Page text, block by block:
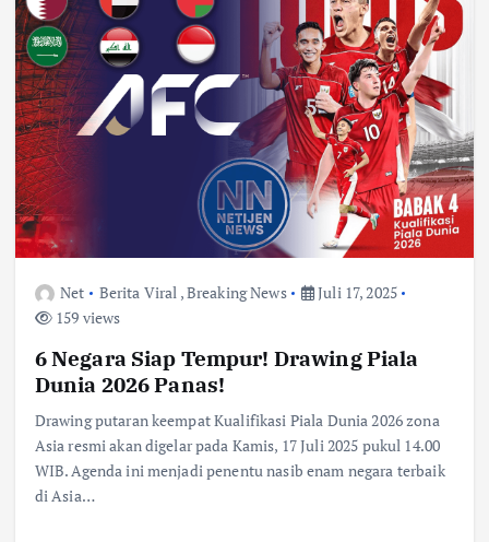
Net Berita Viral ,Breaking News
Juli 17, 2025
159 views
6 Negara Siap Tempur! Drawing Piala
Dunia 2026 Panas!
Drawing putaran keempat Kualifikasi Piala Dunia 2026 zona
Asia resmi akan digelar pada Kamis, 17 Juli 2025 pukul 14.00
WIB. Agenda ini menjadi penentu nasib enam negara terbaik
di Asia…